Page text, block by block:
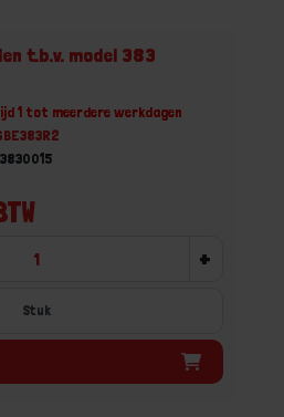
t.b.v. model 383
1 tot meerdere werkdagen
+
Stuk